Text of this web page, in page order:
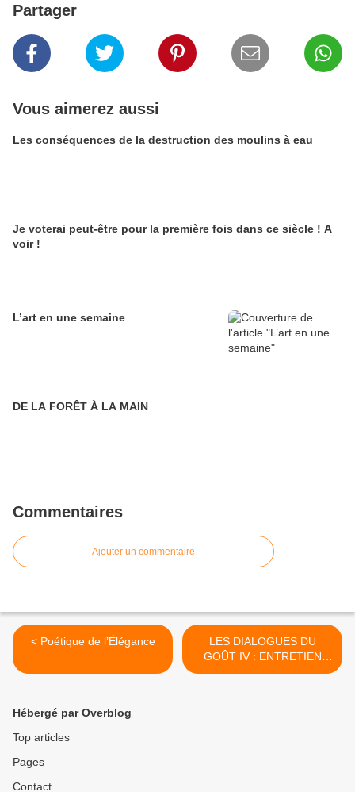
Partager
Vous aimerez aussi
Les conséquences de la destruction des moulins à eau
Je voterai peut-être pour la première fois dans ce siècle ! A
voir !
L’art en une semaine
DE LA FORÊT À LA MAIN
Commentaires
Ajouter un commentaire
< Poétique de l’Élégance
LES DIALOGUES DU
GOÛT IV : ENTRETIEN
AVEC ANTON FORLIN &
Hébergé par Overblog
Top articles
Pages
Contact